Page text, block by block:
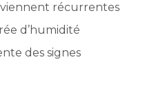
récurrentes
d’humidité
des signes